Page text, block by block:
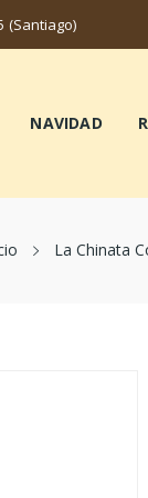
(Santiago)
NAVIDAD
La Chinata